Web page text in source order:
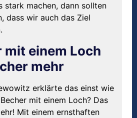
stark machen, dann sollten
dass wir auch das Ziel
mit einem Loch
mehr
erklärte das einst wie
mit einem Loch? Das
Mit einem ernsthaften